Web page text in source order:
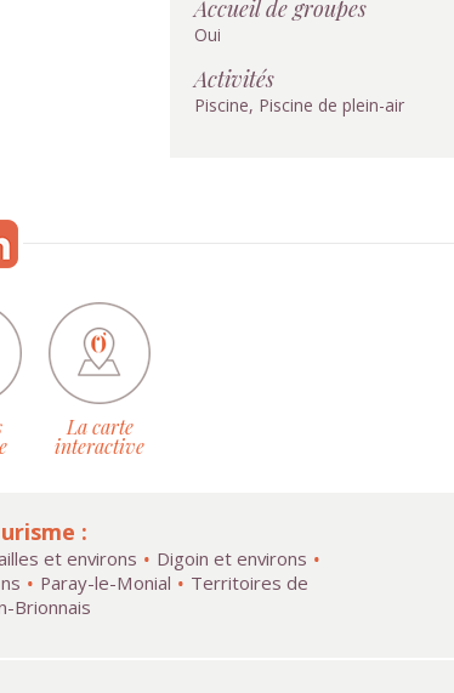
Accueil de groupes
Oui
Activités
Piscine, Piscine de plein-air
La carte
interactive
:
et environs
Digoin et environs
Paray-le-Monial
Territoires de
Brionnais